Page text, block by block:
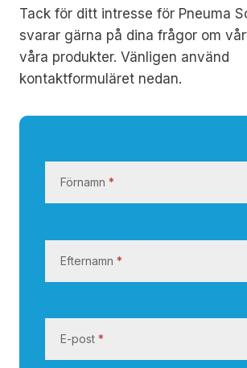
Tack för ditt intresse för Pneuma
svarar gärna på dina frågor om
våra produkter. Vänligen använd
kontaktformuläret nedan.
a
t
Förnamn *
Efternamn *
E-post *